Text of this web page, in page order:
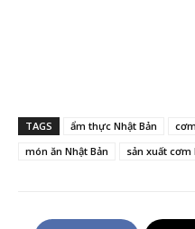
TAGS ẩm thực Nhật Bản
món ăn Nhật Bản
sản xuất cơm